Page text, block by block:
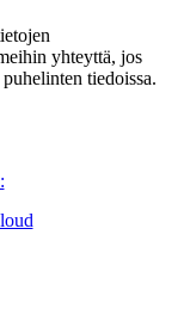
yhteyttä, jos
tiedoissa.